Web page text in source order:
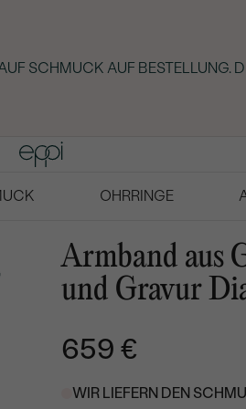
SCHMUCK AUF BESTELLUNG.
OHRRINGE
Armband aus
und Gravur
659 €
WIR LIEFERN DEN